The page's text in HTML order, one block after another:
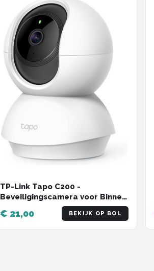
TP-Link Tapo C200 -
Beveiligingscamera voor Binnen
- 1080P Pan / Tilt Home
Security Wi-Fi - Wit
€ 21,00 BEKIJK OP BOL